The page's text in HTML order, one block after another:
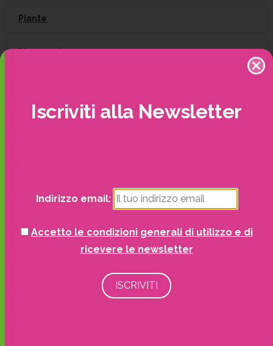
Piante
Piscine e idro
Senza categoria
Iscriviti alla Newsletter
Indirizzo email:
Accetto le condizioni generali di utilizzo e di
ricevere le newsletter